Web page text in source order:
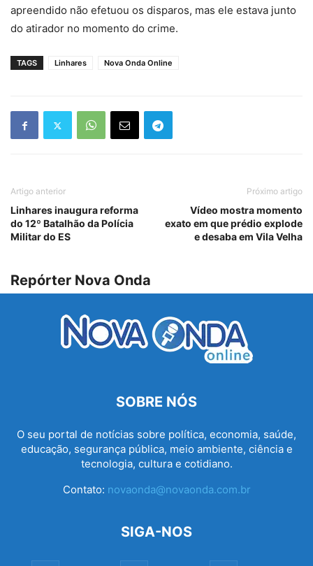
apreendido não efetuou os disparos, mas ele estava junto
do atirador no momento do crime.
TAGS Linhares Nova Onda Online
Artigo anterior
Linhares inaugura reforma
do 12º Batalhão da Polícia
Militar do ES
Próximo artigo
Vídeo mostra momento
exato em que prédio explode
e desaba em Vila Velha
Repórter Nova Onda
SOBRE NÓS
O seu portal de notícias sobre política, economia, saúde,
educação, segurança pública, meio ambiente, ciência e
tecnologia, cultura e cotidiano.
Contato: novaonda@novaonda.com.br
SIGA-NOS